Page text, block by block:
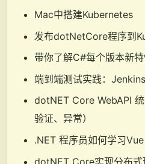
Mac中搭建Kubernetes
发布dotNetCore程序到
带你了解C#每个版本新
端到端测试实践：
dotNET Core WebAPI
验证、异常）
.NET 程序员如何学习Vue
dotNET Core实现分布式